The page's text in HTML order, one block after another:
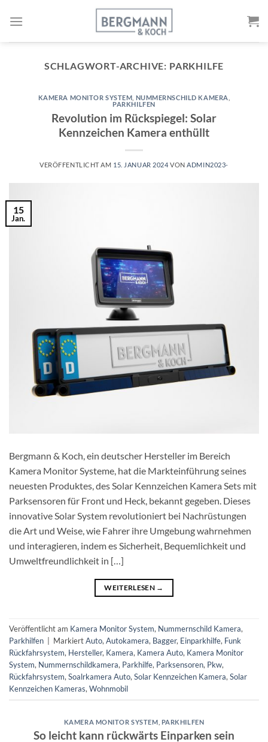
Inhalt
SCHLAGWORT-ARCHIVE: PARKHILFE
KAMERA MONITOR SYSTEM NUMMERNSCHILD KAMERA
PARKHILFEN
Revolution im Rückspiegel: Solar
Kennzeichen Kamera enthüllt
VERÖFFENTLICHT AM 15. JANUAR 2024VON ADMIN2023-
15
Jan.
Bergmann & Koch, ein deutscher Hersteller im Bereich
Kamera Monitor Systeme, hat die Markteinführung seines
neuesten Produktes, des Solar Kennzeichen Kamera Sets mit
Parksensoren für Front und Heck, bekannt gegeben. Dieses
innovative Solar System revolutioniert bei Nachrüstungen
die Art und Weise, wie Fahrer ihre Umgebung wahrnehmen
und interagieren, indem es Sicherheit, Bequemlichkeit und
Umweltfreundlichkeit in […]
WEITERLESEN →
Veröffentlicht am Kamera Monitor System, Nummernschild Kamera,
Parkhilfen
MarkiertAuto, Autokamera, Bagger, Einparkhilfe, Funk
Rückfahrsystem, Hersteller, Kamera, Kamera Auto, Kamera Monitor
System, Nummernschildkamera, Parkhilfe, Parksensoren, Pkw,
Rückfahrsystem, Soalrkamera Auto, Solar Kennzeichen Kamera, Solar
Kennzeichen Kameras, Wohnmobil
KAMERA MONITOR SYSTEM PARKHILFEN
So leicht kann rückwärts Einparken sein